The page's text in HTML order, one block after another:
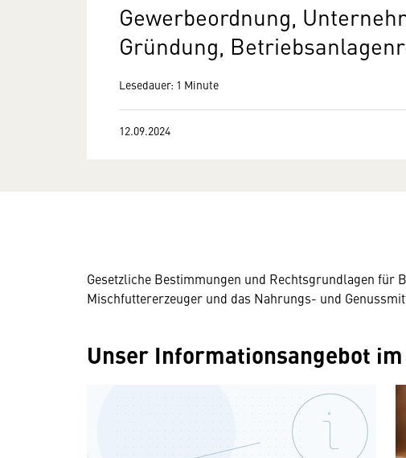
Gewerbeordnung,
Gründung,
Lesedauer: 1 Minute
12.09.2024
Gesetzliche Bestimmungen und Rechtsgrundlagen für
Mischfuttererzeuger und das Nahrungs- und
Unser Informationsangebot